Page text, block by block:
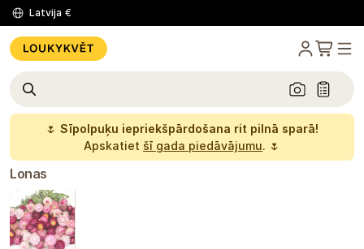
Latvija €
🌷 Sīpolpuķu iepriekšpārdošana rit pilnā sparā!
Apskatiet šī gada piedāvājumu. 🌷
Lonas